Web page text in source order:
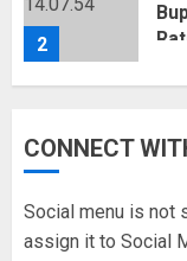
2
CONNECT
Social menu is not
assign it to Social